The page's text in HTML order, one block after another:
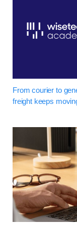
From courier to
freight keeps